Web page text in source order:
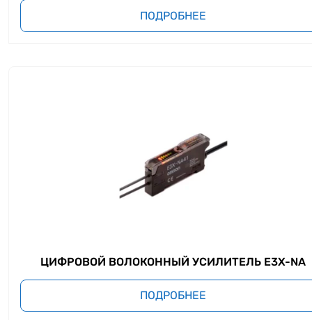
ПОДРОБНЕЕ
ЦИФРОВОЙ ВОЛОКОННЫЙ УСИЛИТЕЛЬ E3X-NA
ПОДРОБНЕЕ